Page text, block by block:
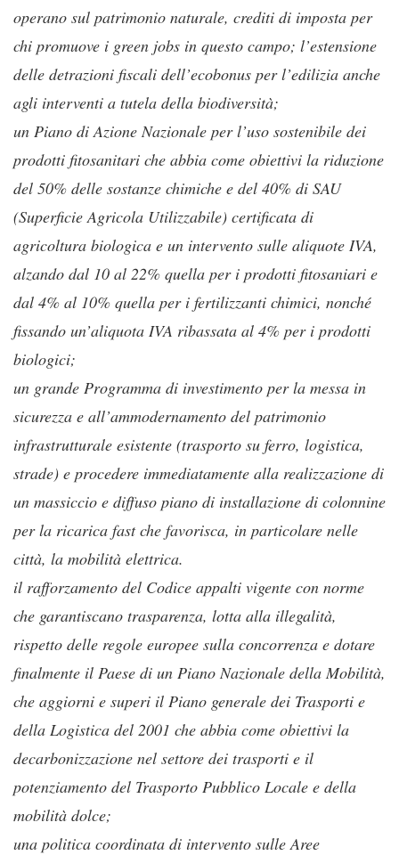
operano sul patrimonio naturale, crediti di imposta per
chi promuove i green jobs in questo campo; l’estensione
delle detrazioni fiscali dell’ecobonus per l’edilizia anche
agli interventi a tutela della biodiversità;
un Piano di Azione Nazionale per l’uso sostenibile dei
prodotti fitosanitari che abbia come obiettivi la riduzione
del 50% delle sostanze chimiche e del 40% di SAU
(Superficie Agricola Utilizzabile) certificata di
agricoltura biologica e un intervento sulle aliquote IVA,
alzando dal 10 al 22% quella per i prodotti fitosaniari e
dal 4% al 10% quella per i fertilizzanti chimici, nonché
fissando un’aliquota IVA ribassata al 4% per i prodotti
biologici;
un grande Programma di investimento per la messa in
sicurezza e all’ammodernamento del patrimonio
infrastrutturale esistente (trasporto su ferro, logistica,
strade) e procedere immediatamente alla realizzazione di
un massiccio e diffuso piano di installazione di colonnine
per la ricarica fast che favorisca, in particolare nelle
città, la mobilità elettrica.
il rafforzamento del Codice appalti vigente con norme
che garantiscano trasparenza, lotta alla illegalità,
rispetto delle regole europee sulla concorrenza e dotare
finalmente il Paese di un Piano Nazionale della Mobilità,
che aggiorni e superi il Piano generale dei Trasporti e
della Logistica del 2001 che abbia come obiettivi la
decarbonizzazione nel settore dei trasporti e il
potenziamento del Trasporto Pubblico Locale e della
mobilità dolce;
una politica coordinata di intervento sulle Aree